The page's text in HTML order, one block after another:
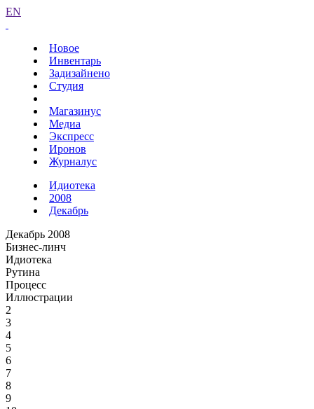
EN
Новое
Инвентарь
Задизайнено
Студия
Магазинус
Медиа
Экспресс
Иронов
Журналус
Идиотека
2008
Декабрь
Декабрь 2008
Бизнес-линч
Идиотека
Рутина
Процесс
Иллюстрации
2
3
4
5
6
7
8
9